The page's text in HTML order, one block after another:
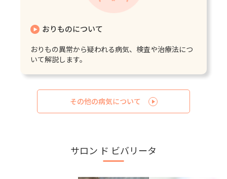
おりものについて
おりもの異常から疑われる病気、検査や治療法につ
いて解説します。
その他の病気について
サロン ド ビバリータ